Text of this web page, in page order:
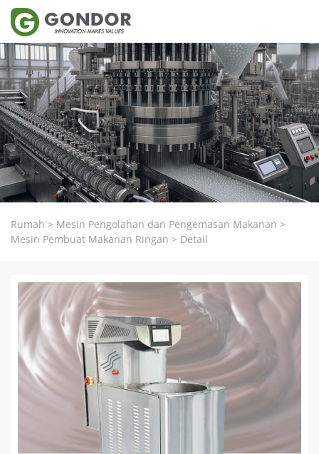
Rumah > Mesin Pengolahan dan Pengemasan Makanan >
Mesin Pembuat Makanan Ringan > Detail